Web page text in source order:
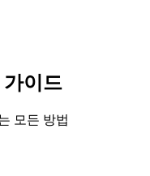
가이드
모든 방법